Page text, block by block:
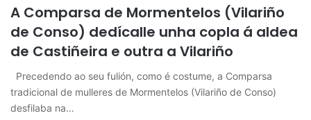
A Comparsa de Mormentelos (Vilariño
de Conso) dedícalle unha copla á aldea
de Castiñeira e outra a Vilariño
Precedendo ao seu fulión, como é costume, a Comparsa
tradicional de mulleres de Mormentelos (Vilariño de Conso)
desfilaba na…